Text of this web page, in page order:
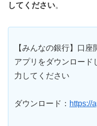
してください。
【みんなの銀行】口
アプリをダウンロード
力してください
ダウンロード： https://